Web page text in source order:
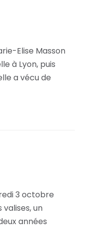
Elise Masson
à Lyon, puis
a vécu de
3 octobre
un
années